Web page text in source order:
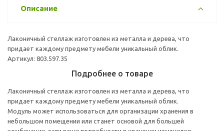
Описание
Лаконичный стеллаж изготовлен из металла и дерева, что
придает каждому предмету мебели уникальный облик.
Артикул: 803.597.35
Подробнее о товаре
Лаконичный стеллаж изготовлен из металла и дерева, что
придает каждому предмету мебели уникальный облик.
Модуль может использоваться для организации хранения в
небольшом помещении или станет основой для большей